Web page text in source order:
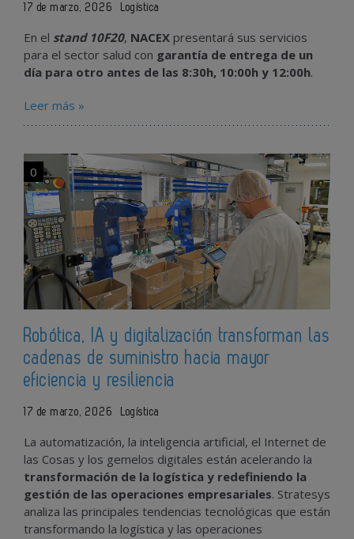
17 de marzo, 2026 Logística
En el stand 10F20, NACEX presentará sus servicios
para el sector salud con garantía de entrega de un
día para otro antes de las 8:30h, 10:00h y 12:00h.
Leer más »
0
Robótica, IA y digitalización transforman las
cadenas de suministro hacia mayor
eficiencia y resiliencia
17 de marzo, 2026 Logística
La automatización, la inteligencia artificial, el Internet de
las Cosas y los gemelos digitales están acelerando la
transformación de la logística y redefiniendo la
gestión de las operaciones empresariales. Stratesys
analiza las principales tendencias tecnológicas que están
transformando la logística y las operaciones